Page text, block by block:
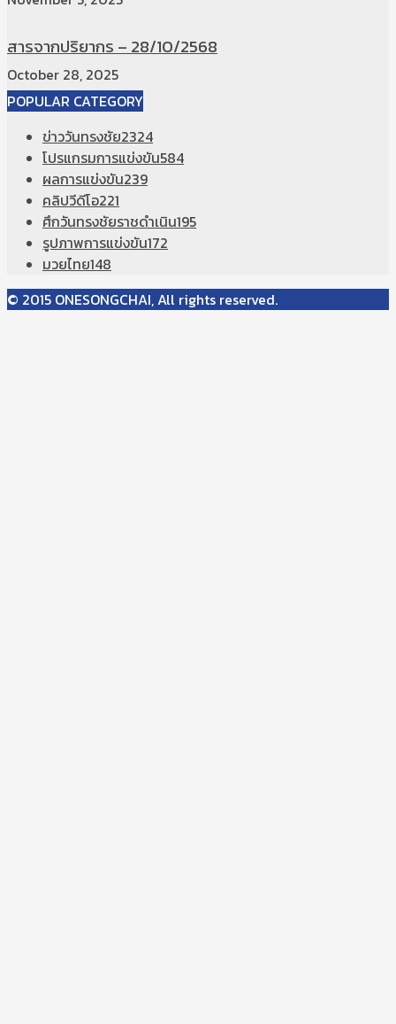
สารจากปริยากร – 28/10/2568
October 28, 2025
POPULAR CATEGORY
ข่าววันทรงชัย2324
โปรแกรมการแข่งขัน584
ผลการแข่งขัน239
คลิปวีดีโอ221
ศึกวันทรงชัยราชดำเนิน195
รูปภาพการแข่งขัน172
มวยไทย148
© 2015 ONESONGCHAI, All rights reserved.